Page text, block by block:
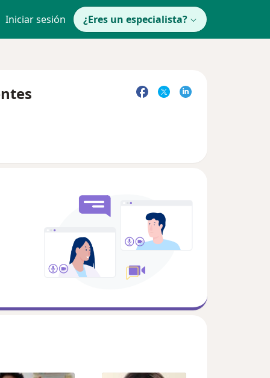
Iniciar sesión ¿Eres un especialista?